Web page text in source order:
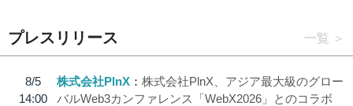
プレスリリース 一覧
8/5
14:00
株式会社PlnX
株式会社PlnX、アジア最大級のグロー
バルWeb3カンファレンス「WebX2026」とのコラボ